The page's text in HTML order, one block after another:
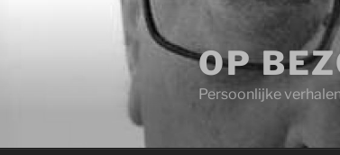
OP
Persoonlijke